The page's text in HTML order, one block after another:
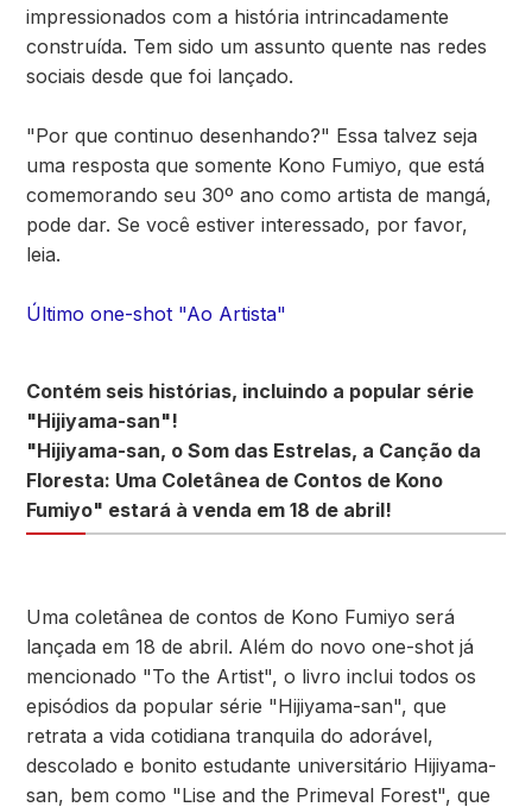
impressionados com a história intrincadamente
construída. Tem sido um assunto quente nas redes
sociais desde que foi lançado.
"Por que continuo desenhando?" Essa talvez seja
uma resposta que somente Kono Fumiyo, que está
comemorando seu 30º ano como artista de mangá,
pode dar. Se você estiver interessado, por favor,
leia.
Último one-shot "Ao Artista"
Contém seis histórias, incluindo a popular série
"Hijiyama-san"!
"Hijiyama-san, o Som das Estrelas, a Canção da
Floresta: Uma Coletânea de Contos de Kono
Fumiyo" estará à venda em 18 de abril!
Uma coletânea de contos de Kono Fumiyo será
lançada em 18 de abril. Além do novo one-shot já
mencionado "To the Artist", o livro inclui todos os
episódios da popular série "Hijiyama-san", que
retrata a vida cotidiana tranquila do adorável,
descolado e bonito estudante universitário Hijiyama-
san, bem como "Lise and the Primeval Forest", que